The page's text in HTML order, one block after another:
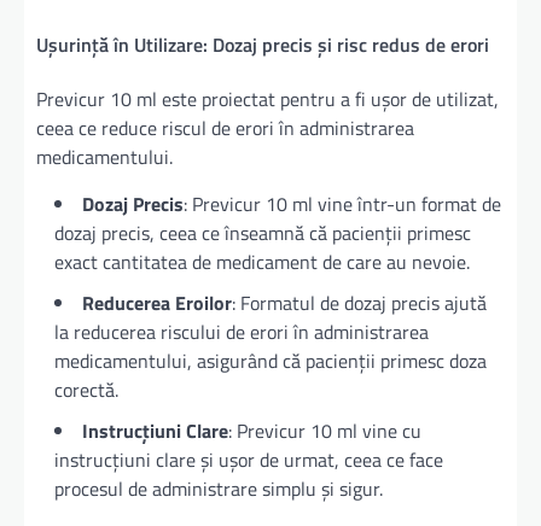
Ușurință în Utilizare: Dozaj precis și risc redus de erori
Previcur 10 ml este proiectat pentru a fi ușor de utilizat,
ceea ce reduce riscul de erori în administrarea
medicamentului.
Dozaj Precis: Previcur 10 ml vine într-un format de
dozaj precis, ceea ce înseamnă că pacienții primesc
exact cantitatea de medicament de care au nevoie.
Reducerea Eroilor: Formatul de dozaj precis ajută
la reducerea riscului de erori în administrarea
medicamentului, asigurând că pacienții primesc doza
corectă.
Instrucțiuni Clare: Previcur 10 ml vine cu
instrucțiuni clare și ușor de urmat, ceea ce face
procesul de administrare simplu și sigur.